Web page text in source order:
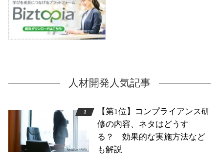
人材開発人気記事
【第1位】コンプライアンス研
修の内容、ネタはどうす
る？ 効果的な実施方法など
も解説